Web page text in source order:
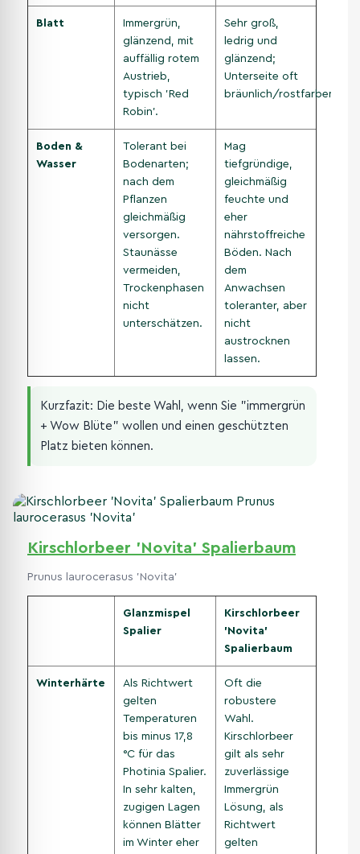
Blatt
Immergrün,
glänzend, mit
auffällig rotem
Austrieb,
typisch 'Red
Robin'.
Sehr groß,
ledrig und
glänzend;
Unterseite oft
bräunlich/rostfarben.
Boden &
Wasser
Tolerant bei
Bodenarten;
nach dem
Pflanzen
gleichmäßig
versorgen.
Staunässe
vermeiden,
Trockenphasen
nicht
unterschätzen.
Mag
tiefgründige,
gleichmäßig
feuchte und
eher
nährstoffreiche
Böden. Nach
dem
Anwachsen
toleranter, aber
nicht
austrocknen
lassen.
Kurzfazit: Die beste Wahl, wenn Sie "immergrün
+ Wow Blüte" wollen und einen geschützten
Platz bieten können.
Kirschlorbeer 'Novita' Spalierbaum
Prunus laurocerasus 'Novita'
Glanzmispel
Spalier
Kirschlorbeer
'Novita'
Spalierbaum
Winterhärte
Als Richtwert
gelten
Temperaturen
bis minus 17,8
°C für das
Photinia Spalier.
In sehr kalten,
zugigen Lagen
können Blätter
im Winter eher
Oft die
robustere
Wahl.
Kirschlorbeer
gilt als sehr
zuverlässige
Immergrün
Lösung, als
Richtwert
gelten